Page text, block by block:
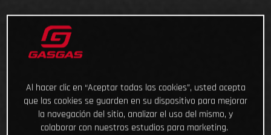
Al hacer clic en “Aceptar todas las cookies”, usted acepta
que las cookies se guarden en su dispositivo para mejorar
la navegación del sitio, analizar el uso del mismo, y
colaborar con nuestros estudios para marketing.